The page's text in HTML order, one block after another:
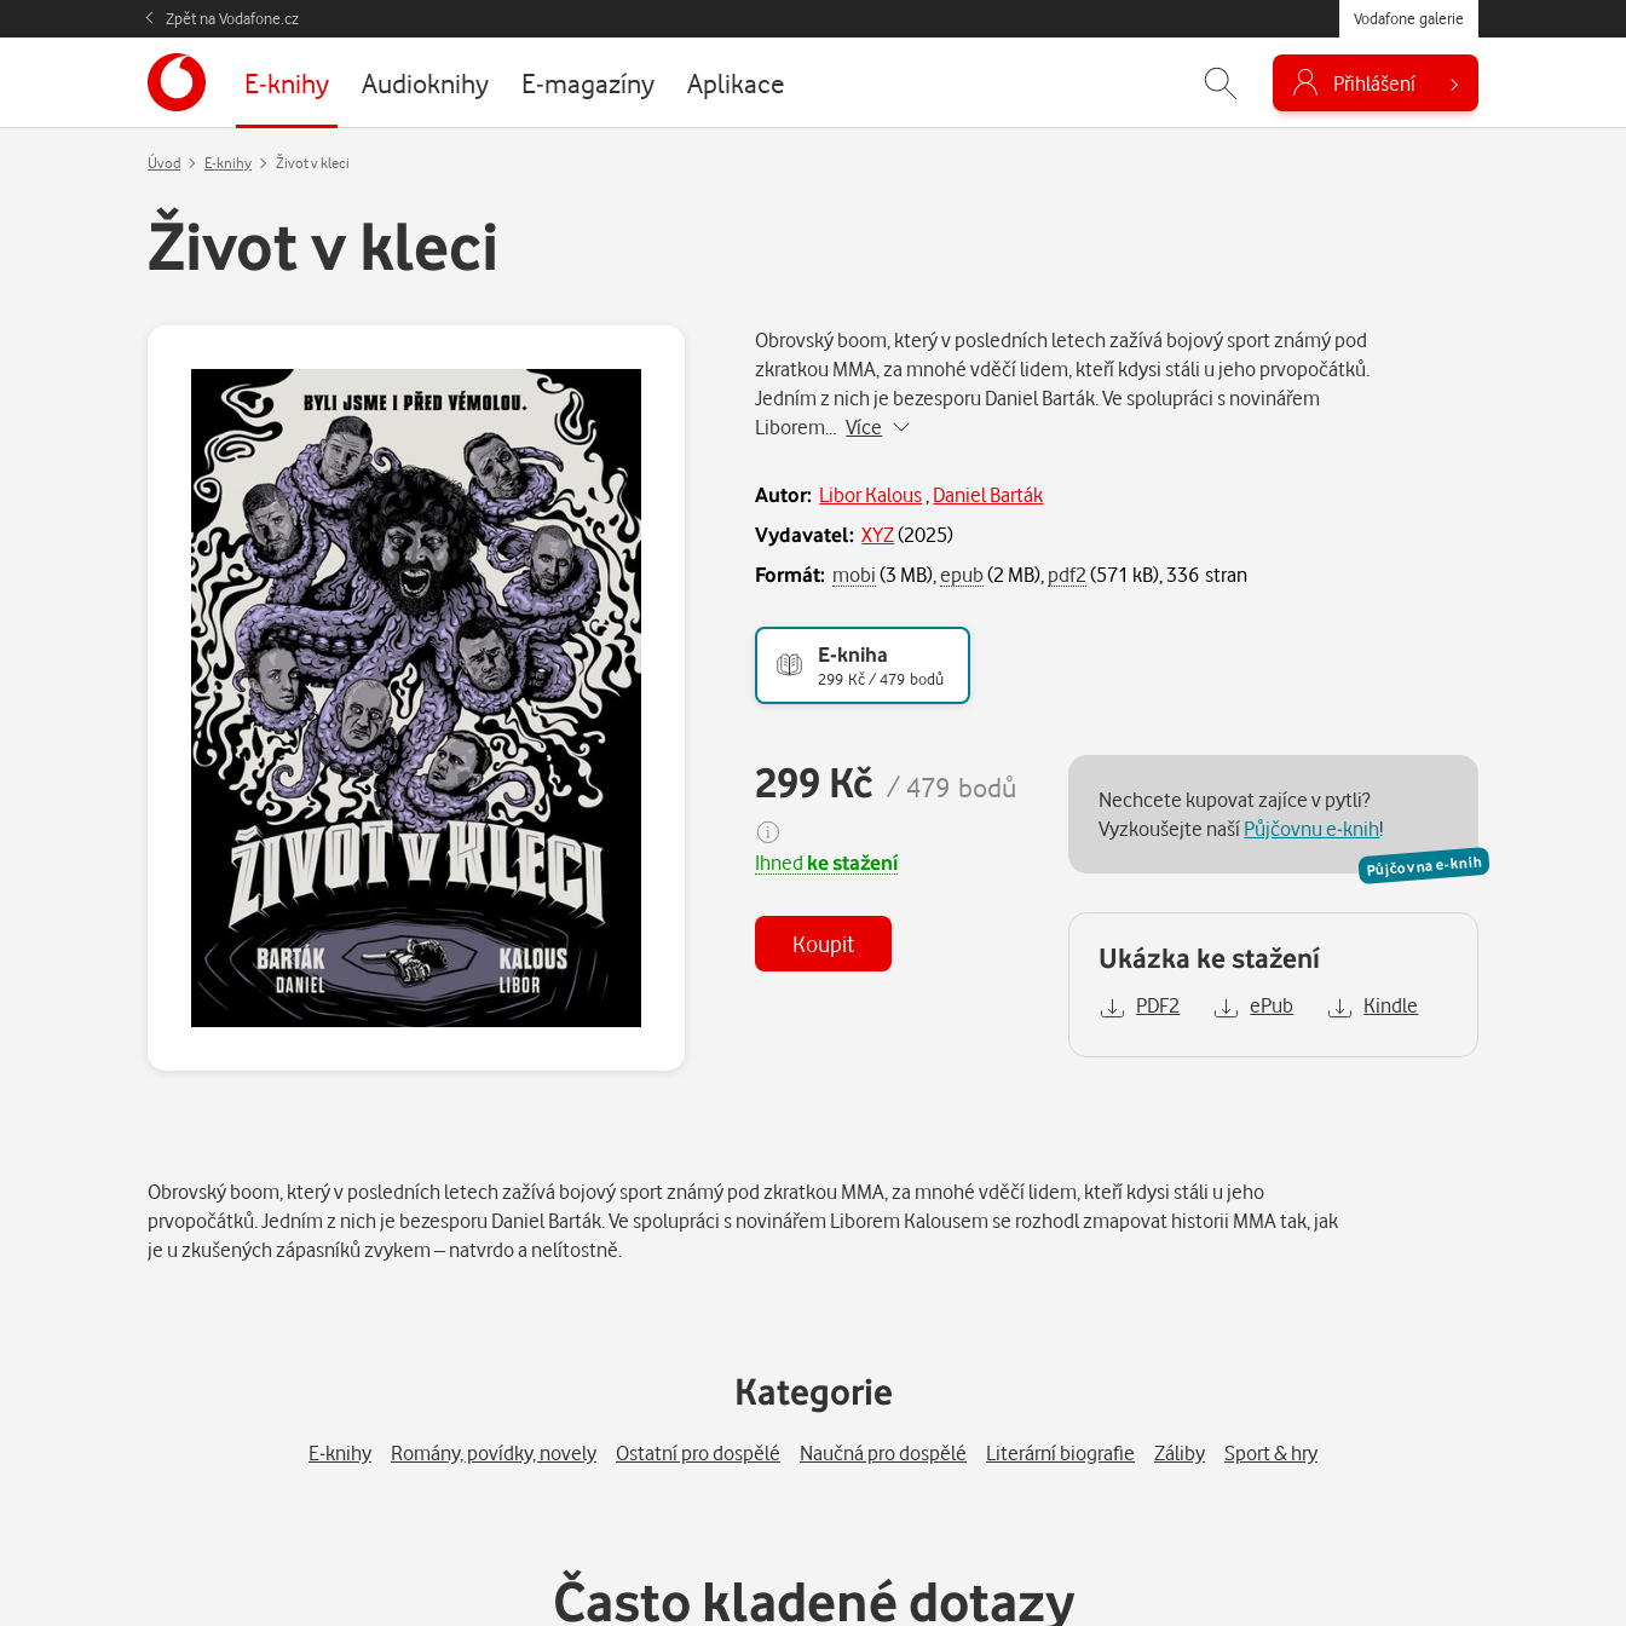
Zpět na Vodafone.cz Vodafone galerie
E-knihy Audioknihy E-magazíny Aplikace Přihlášení
Úvod E-knihy Život v kleci
Život v kleci
Obrovský boom, který v posledních letech zažívá bojový sport známý pod
zkratkou MMA, za mnohé vděčí lidem, kteří kdysi stáli u jeho prvopočátků.
Jedním z nich je bezesporu Daniel Barták. Ve spolupráci s novinářem
Liborem…Více
Autor: Libor Kalous Daniel Barták
Vydavatel: XYZ(2025)
Formát: mobi(3 MB),epub(2 MB), pdf2(571 kB), 336 stran
E-kniha
299 Kč / 479 bodů
299 Kč / 479 bodů
Ihned ke stažení
Koupit
Půjčovna e-knih
Nechcete kupovat zajíce v pytli?
Vyzkoušejte našíPůjčovnu e-knih!
Ukázka ke stažení
PDF2 ePub Kindle
Obrovský boom, který v posledních letech zažívá bojový sport známý pod zkratkou MMA, za mnohé vděčí lidem, kteří kdysi stáli u jeho
prvopočátků. Jedním z nich je bezesporu Daniel Barták. Ve spolupráci s novinářem Liborem Kalousem se rozhodl zmapovat historii MMA tak, jak
je u zkušených zápasníků zvykem – natvrdo a nelítostně.
Kategorie
E-knihy Romány, povídky, novely Ostatní pro dospělé Naučná pro dospělé Literární biografie Záliby Sport & hry
Často kladené dotazy